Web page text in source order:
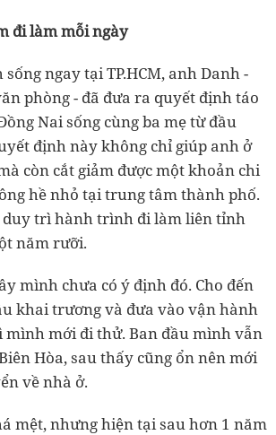
đi làm mỗi ngày
ngay tại TP.HCM, anh Danh -
phòng - đã đưa ra quyết định táo
Nai sống cùng ba mẹ từ đầu
định này không chỉ giúp anh ở
còn cắt giảm được một khoản chi
hề nhỏ tại trung tâm thành phố.
duy trì hành trình đi làm liên tỉnh
năm rưỡi.
mình chưa có ý định đó. Cho đến
khai trương và đưa vào vận hành
mới đi thử. Ban đầu mình vẫn
Hòa, sau thấy cũng ổn nên mới
về nhà ở.
mệt, nhưng hiện tại sau hơn 1 năm